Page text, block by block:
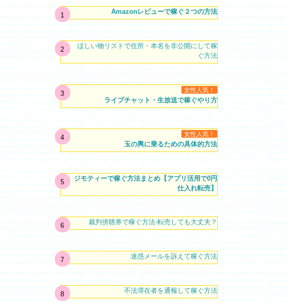
Amazonレビューで稼ぐ２つの方法
ほしい物リストで住所・本名を非公開にして稼
ぐ方法
女性人気！
ライブチャット・生放送で稼ぐやり方
女性人気！
玉の輿に乗るための具体的方法
ジモティーで稼ぐ方法まとめ【アプリ活用で0円
仕入れ転売】
裁判傍聴券で稼ぐ方法-転売しても大丈夫？
迷惑メールを訴えて稼ぐ方法
不法滞在者を通報して稼ぐ方法